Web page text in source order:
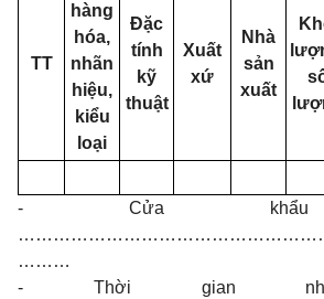
TT
hàng
hóa,
nhãn
hiệu,
kiểu
loại
Đặc
tính
kỹ
thuật
Xuất
xứ
Nhà
sản
xuất
- Cửa khẩu
………
- Thời gian